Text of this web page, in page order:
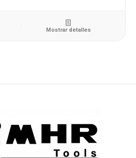
Mostrar detalles